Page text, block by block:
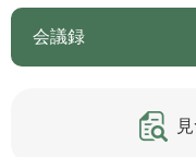
会議録